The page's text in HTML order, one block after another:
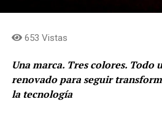
653 Vistas
Una marca. Tres colores. Todo
renovado para seguir
la tecnología